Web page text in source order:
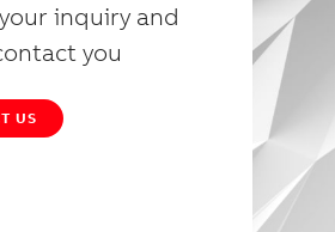
inquiry and
you
US